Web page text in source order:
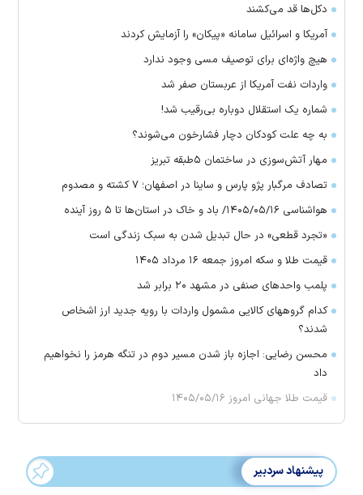
دکل‌ها قد می‌کشند
آمریکا و اسرائیل سامانه «پیکان» را آزمایش کردند
هیچ واژه‌ای برای توصیف مسی وجود ندارد
واردات نفت آمریکا از عربستان صفر شد
شماره یک استقلال دوباره بی‌رقیب شد!
به چه علت کودکان دچار فشارخون می‌شوند؟
مهار آتش‌سوزی در ساختمان ۵‌طبقه تبریز
تصادف مرگبار پژو پارس و ساینا در اصفهان؛ ۷ کشته و مصدوم
هواشناسی ۱۴۰۵/۰۵/۱۶/ باد و خاک در استان‌ها تا ۵ روز آینده
«تجرد قطعی» در حال تبدیل شدن به سبک زندگی است
قیمت طلا و سکه امروز جمعه ۱۶ مرداد ۱۴۰۵
پلمب واحدهای صنفی در مشهد ۲۰ برابر شد
کدام گروههای کالایی مشمول واردات با رویه جدید ارز اشخاص
شدند؟
محسن رضایی: اجازه باز شدن مسیر دوم در تنگه هرمز را نخواهیم
داد
قیمت طلا جهانی امروز ۱۴۰۵/۰۵/۱۶
پیشنهاد سردبیر